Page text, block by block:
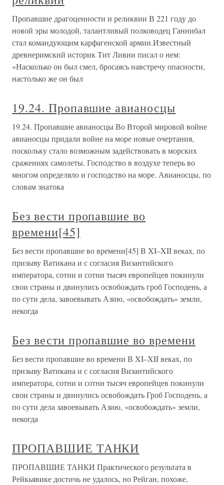
Пропавшие драгоценности и реликвии В 221 году до
новой эры молодой, талантливый полководец Ганнибал
стал командующим карфагенской армии.Известный
древнеримский историк Тит Ливии писал о нем:
«Насколько он был смел, бросаясь навстречу опасности,
настолько же он был
19.24. Пропавшие авианосцы
19.24. Пропавшие авианосцы Во Второй мировой войне
авианосцы придали войне на море новые очертания,
поскольку стало возможным задействовать в морских
сражениях самолеты. Господство в воздухе теперь во
многом определяло и господство на море. Авианосцы, по
словам знатока
Без вести пропавшие во
времени[45]
Без вести пропавшие во времени[45] В XI–XII веках, по
призыву Ватикана и с согласия Византийского
императора, сотни и сотни тысяч европейцев покинули
свои страны и двинулись освобождать гроб Господень, а
по сути дела, завоевывать Азию, «освобождать» земли,
некогда
Без вести пропавшие во времени
Без вести пропавшие во времени В XI–XII веках, по
призыву Ватикана и с согласия Византийского
императора, сотни и сотни тысяч европейцев покинули
свои страны и двинулись освобождать Гроб Господень, а
по сути дела завоевывать Азию, «освобождать» земли,
некогда
ПРОПАВШИЕ ТАНКИ
ПРОПАВШИЕ ТАНКИ Практического результата в
Рейкьявике достичь не удалось, но Рейган, похоже,